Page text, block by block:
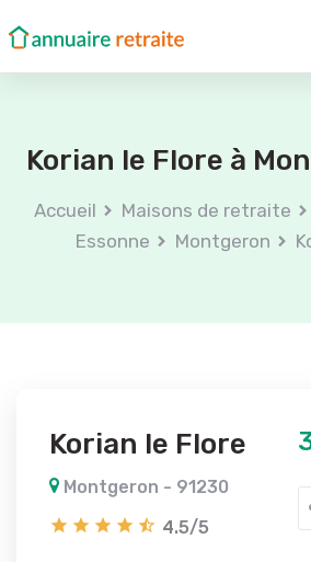
Korian le Flore à
Accueil Maisons de retraite
Essonne
Montgeron
Korian le Flore
Montgeron - 91230
4.5/5